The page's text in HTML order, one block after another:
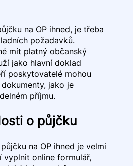
na OP ihned, je třeba
požadavků.
mít platný občanský
jako hlavní doklad
poskytovatelé mohou
jako je
příjmu.
o půjčku
na OP ihned je velmi
vyplnit online formulář,